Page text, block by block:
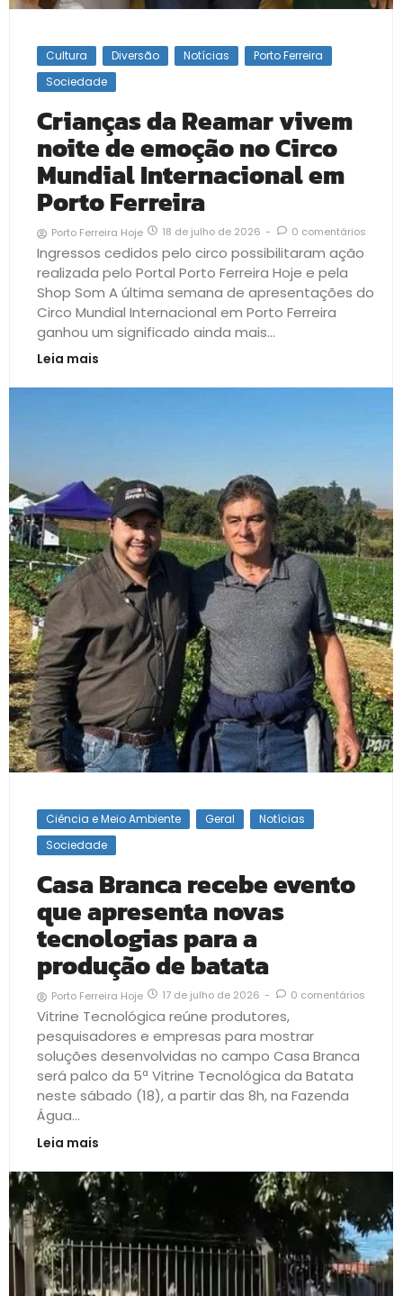
Cultura Diversão Notícias
Porto Ferreira
Sociedade
Crianças da Reamar vivem
noite de emoção no Circo
Mundial Internacional em
Porto Ferreira
Porto Ferreira Hoje 18 de julho de 2026 - 0 comentários
Ingressos cedidos pelo circo possibilitaram ação
realizada pelo Portal Porto Ferreira Hoje e pela
Shop Som A última semana de apresentações do
Circo Mundial Internacional em Porto Ferreira
ganhou um significado ainda mais...
Leia mais
Ciência e Meio Ambiente Geral
Notícias
Sociedade
Casa Branca recebe evento
que apresenta novas
tecnologias para a
produção de batata
Porto Ferreira Hoje 17 de julho de 2026 - 0 comentários
Vitrine Tecnológica reúne produtores,
pesquisadores e empresas para mostrar
soluções desenvolvidas no campo Casa Branca
será palco da 5ª Vitrine Tecnológica da Batata
neste sábado (18), a partir das 8h, na Fazenda
Água...
Leia mais